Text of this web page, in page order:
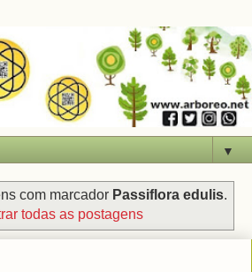
▼
com marcador Passiflora edulis.
todas as postagens